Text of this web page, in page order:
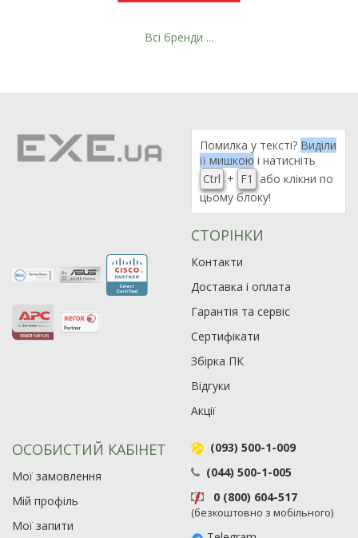
Всі бренди ...
Помилка у тексті? Виділи
її мишкою і натисніть
Ctrl + F1
або клікни по
цьому блоку!
СТОРІНКИ
Контакти
Доставка і оплата
Гарантія та сервіс
Сертифікати
Збірка ПК
Відгуки
Акції
ОСОБИСТИЙ КАБІНЕТ
Мої замовлення
Мій профіль
Мої запити
(093) 500-1-009
(044) 500-1-005
0 (800) 604-517
(безкоштовно з мобільного)